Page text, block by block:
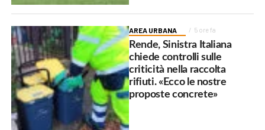
AREA URBANA 5 ore fa
Rende, Sinistra Italiana
chiede controlli sulle
criticità nella raccolta
rifiuti. «Ecco le nostre
proposte concrete»